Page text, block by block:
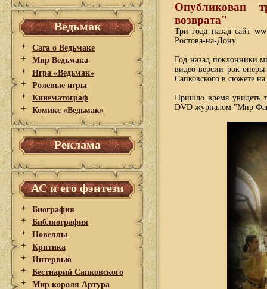
Ведьмак
Сага о Ведьмаке
Мир Ведьмака
Игра «Ведьмак»
Ролевые игры
Кинематограф
Комикс «Ведьмак»
Реклама
АС и его фэнтези
Биография
Библиография
Новеллы
Критика
Интервью
Бестиарий Сапковского
Мир короля Артура
Опубликован
возврата"
Три года назад сайт
Ростова-на-Дону.
Год назад поклонники
видео-версии рок-
Сапковского в сюжете
Пришло время увидеть
DVD журналом "Мир